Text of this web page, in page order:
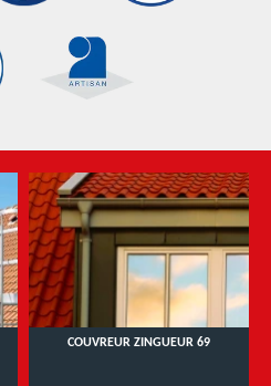
COUVREUR ZINGUEUR 69